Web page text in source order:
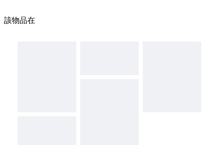
該物品在